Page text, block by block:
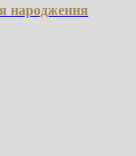
народження